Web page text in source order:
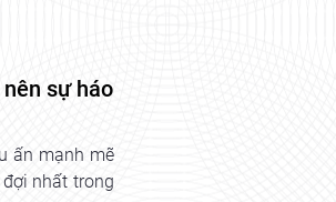
sự háo
ấn mạnh mẽ
nhất trong